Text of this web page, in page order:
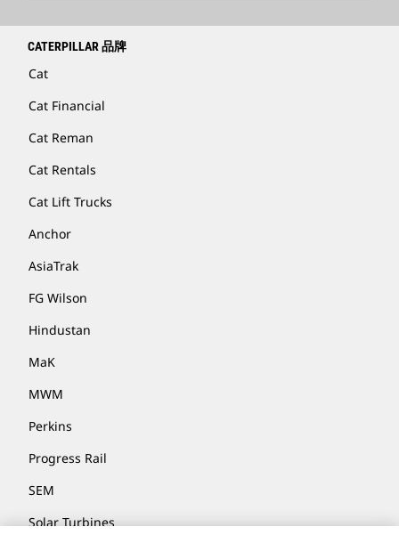
CATERPILLAR 品牌
Cat
Cat Financial
Cat Reman
Cat Rentals
Cat Lift Trucks
Anchor
AsiaTrak
FG Wilson
Hindustan
MaK
MWM
Perkins
Progress Rail
SEM
Solar Turbines